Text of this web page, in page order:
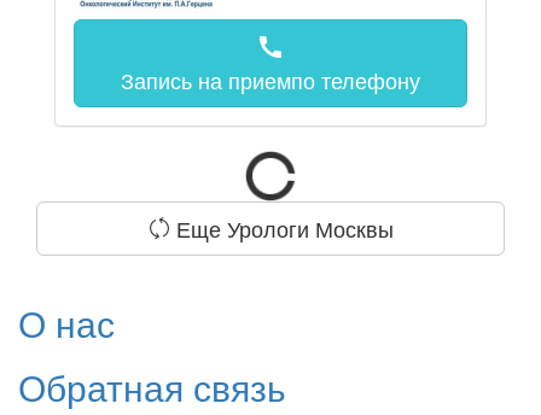
call
Запись на приемпо телефону
Еще Урологи Москвы
О нас
Обратная связь